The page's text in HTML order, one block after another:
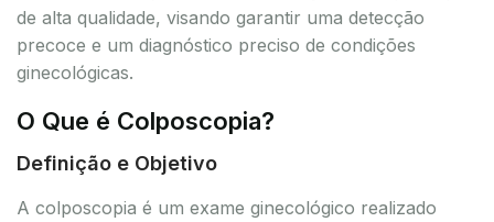
de alta qualidade, visando garantir uma detecção
precoce e um diagnóstico preciso de condições
ginecológicas.
O Que é Colposcopia?
Definição e Objetivo
A colposcopia é um exame ginecológico realizado